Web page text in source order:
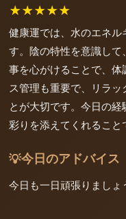
★★★★★
健康運では、水のエネル
す。陰の特性を意識し
事を心がけることで、
ス管理も重要で、リラ
とが大切です。今日の
彩りを添えてくれること
💡今日のアドバイス
今日も一日頑張りましょ